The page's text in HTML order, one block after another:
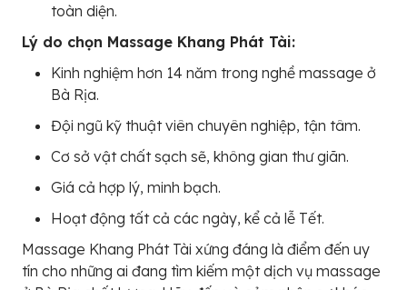
toàn diện.
Lý do chọn Massage Khang Phát Tài:
Kinh nghiệm hơn 14 năm trong nghề massage ở
Bà Rịa.
Đội ngũ kỹ thuật viên chuyên nghiệp, tận tâm.
Cơ sở vật chất sạch sẽ, không gian thư giãn.
Giá cả hợp lý, minh bạch.
Hoạt động tất cả các ngày, kể cả lễ Tết.
Massage Khang Phát Tài xứng đáng là điểm đến uy
tín cho những ai đang tìm kiếm một dịch vụ massage